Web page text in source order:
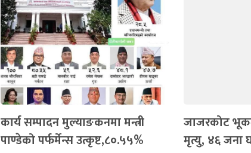
कार्य सम्पादन मुल्याङकनमा मन्त्री
पाण्डेको पर्फर्मेन्स उत्कृष्ट,८०.५५%
जाजरकोट
मृत्यु, ४६ जना